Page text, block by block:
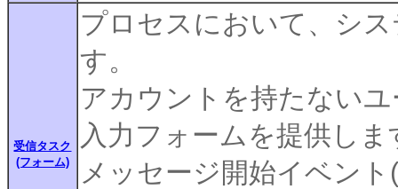
受信タスク
(フォーム)
プロセスにおいて、シ
す。
アカウントを持たない
入力フォームを提供しま
メッセージ開始イベン